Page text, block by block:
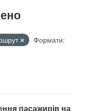
Формати:
пасажирів на